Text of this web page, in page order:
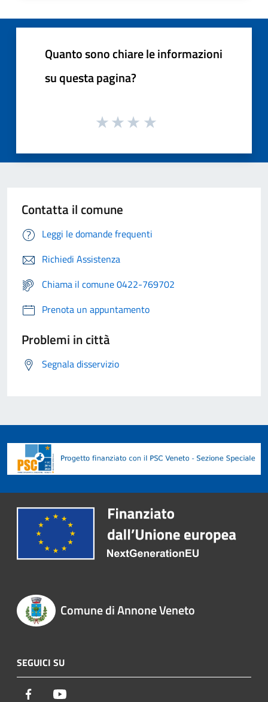
Quanto sono chiare le informazioni
su questa pagina?
Contatta il comune
Leggi le domande frequenti
Richiedi Assistenza
Chiama il comune 0422-769702
Prenota un appuntamento
Problemi in città
Segnala disservizio
Comune di Annone Veneto
SEGUICI SU
Facebook